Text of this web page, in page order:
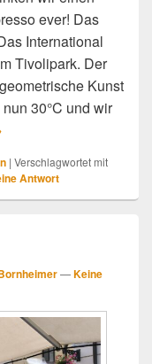
ever! Das
International
Tivolipark. Der
Kunst
30°C und wir
| Verschlagwortet mit
Antwort
—Keine